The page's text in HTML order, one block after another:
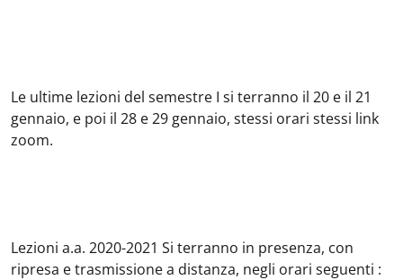
Le ultime lezioni del semestre I si terranno il 20 e il 21
gennaio, e poi il 28 e 29 gennaio, stessi orari stessi link
zoom.
Lezioni a.a. 2020-2021 Si terranno in presenza, con
ripresa e trasmissione a distanza, negli orari seguenti :